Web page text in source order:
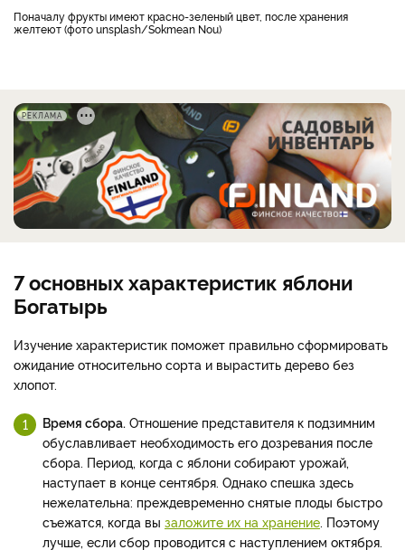
Поначалу фрукты имеют красно-зеленый цвет, после хранения
желтеют (фото unsplash/Sokmean Nou)
РЕКЛАМА
7 основных характеристик яблони
Богатырь
Изучение характеристик поможет правильно сформировать
ожидание относительно сорта и вырастить дерево без
хлопот.
Время сбора. Отношение представителя к подзимним
обуславливает необходимость его дозревания после
сбора. Период, когда с яблони собирают урожай,
наступает в конце сентября. Однако спешка здесь
нежелательна: преждевременно снятые плоды быстро
съежатся, когда вы заложите их на хранение. Поэтому
лучше, если сбор проводится с наступлением октября.